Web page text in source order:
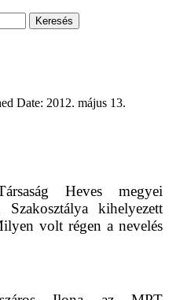
Date: 2012. május 13.
Heves megyei
Szakosztálya kihelyezett
volt régen a nevelés